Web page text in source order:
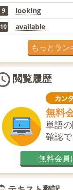
9 looking
10 available
もっとラ
閲覧履歴
無料
単語
確認で
無料会員